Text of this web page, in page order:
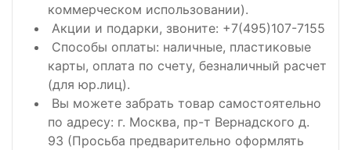
коммерческом использовании).
Акции и подарки, звоните: +7(495)107-7155
Способы оплаты: наличные, пластиковые
карты, оплата по счету, безналичный расчет
(для юр.лиц).
Вы можете забрать товар самостоятельно
по адресу: г. Москва, пр-т Вернадского д.
93 (Просьба предварительно оформлять